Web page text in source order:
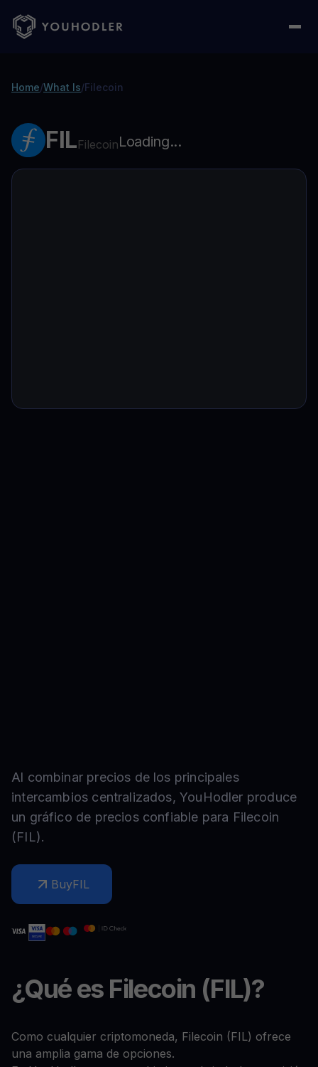
Home/What Is/Filecoin
FILFilecoinLoading...
Al combinar precios de los principales
intercambios centralizados, YouHodler produce
un gráfico de precios confiable para Filecoin
(FIL).
BuyFIL
¿Qué es Filecoin (FIL)?
Como cualquier criptomoneda, Filecoin (FIL) ofrece
una amplia gama de opciones.